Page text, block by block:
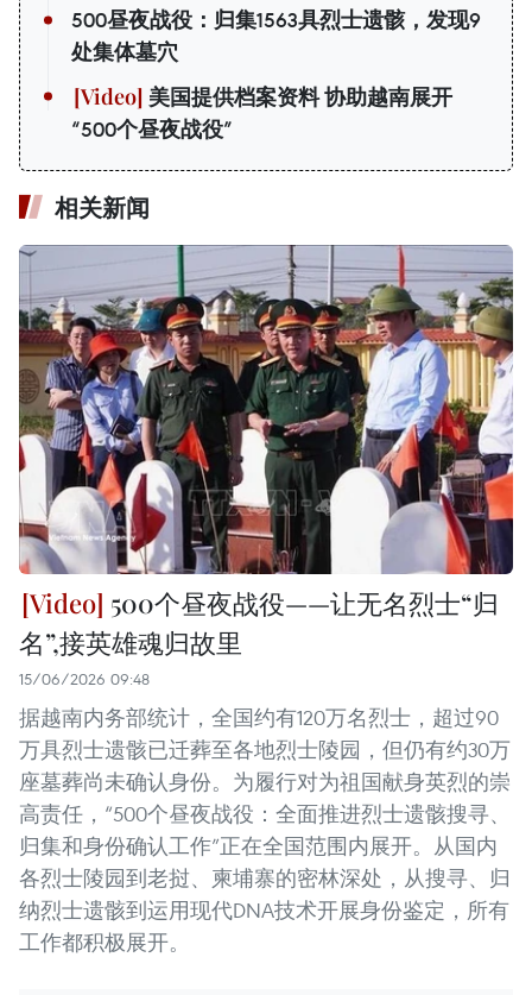
500昼夜战役：归集1563具烈士遗骸，发现9
处集体墓穴
美国提供档案资料 协助越南展开
“500个昼夜战役”
相关新闻
500个昼夜战役——让无名烈士“归
名”,接英雄魂归故里
15/06/2026 09:48
据越南内务部统计，全国约有120万名烈士，超过90
万具烈士遗骸已迁葬至各地烈士陵园，但仍有约30万
座墓葬尚未确认身份。为履行对为祖国献身英烈的崇
高责任，“500个昼夜战役：全面推进烈士遗骸搜寻、
归集和身份确认工作”正在全国范围内展开。从国内
各烈士陵园到老挝、柬埔寨的密林深处，从搜寻、归
纳烈士遗骸到运用现代DNA技术开展身份鉴定，所有
工作都积极展开。